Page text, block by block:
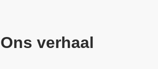
Ons verhaal